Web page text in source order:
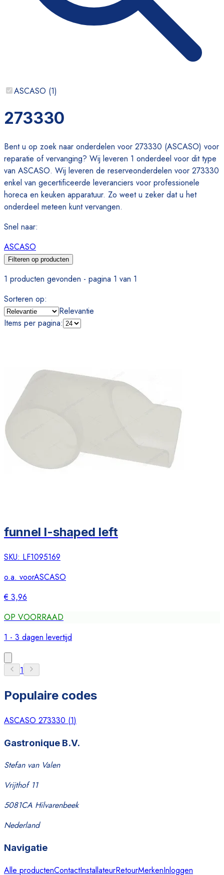
ASCASO (1)
273330
Bent u op zoek naar onderdelen voor 273330 (ASCASO) voor
reparatie of vervanging? Wij leveren 1 onderdeel voor dit type
van ASCASO. Wij leveren de reserveonderdelen voor 273330
enkel van gecertificeerde leveranciers voor professionele
horeca en keuken apparatuur. Zo weet u zeker dat u het
onderdeel meteen kunt vervangen.
Snel naar:
ASCASO
Filteren op producten
1 producten gevonden - pagina 1 van 1
Sorteren op:
Relevantie
Items per pagina:
funnel l-shaped left
SKU: LF1095169
o.a. voorASCASO
€ 3,96
OP VOORRAAD
1 - 3 dagen levertijd
1
Populaire codes
ASCASO 273330 (1)
Gastronique B.V.
Stefan van Valen
Vrijthof 11
5081CA Hilvarenbeek
Nederland
Navigatie
Alle productenContactInstallateurRetourMerkenInloggen